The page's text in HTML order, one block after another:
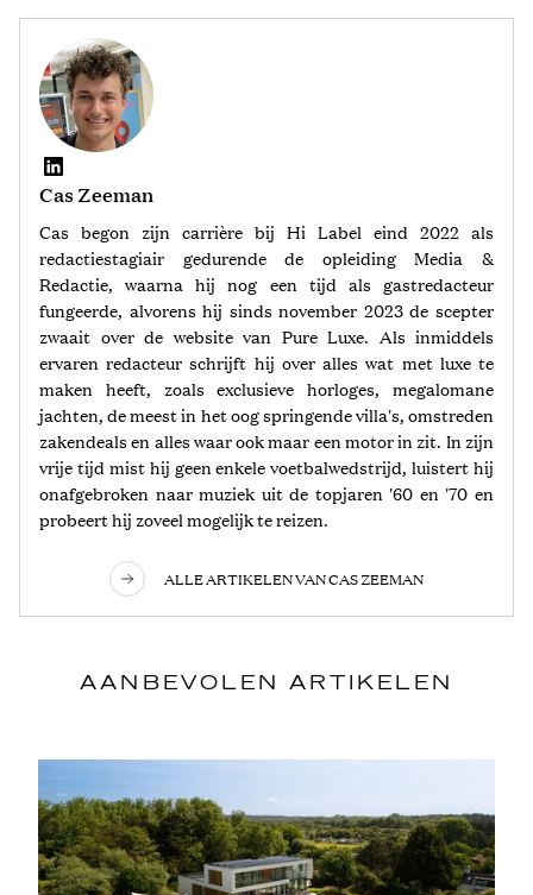
Cas Zeeman
Cas begon zijn carrière bij Hi Label eind 2022 als
redactiestagiair gedurende de opleiding Media &
Redactie, waarna hij nog een tijd als gastredacteur
fungeerde, alvorens hij sinds november 2023 de scepter
zwaait over de website van Pure Luxe. Als inmiddels
ervaren redacteur schrijft hij over alles wat met luxe te
maken heeft, zoals exclusieve horloges, megalomane
jachten, de meest in het oog springende villa's, omstreden
zakendeals en alles waar ook maar een motor in zit. In zijn
vrije tijd mist hij geen enkele voetbalwedstrijd, luistert hij
onafgebroken naar muziek uit de topjaren '60 en '70 en
probeert hij zoveel mogelijk te reizen.
ALLE ARTIKELEN VAN CAS ZEEMAN
AANBEVOLEN ARTIKELEN